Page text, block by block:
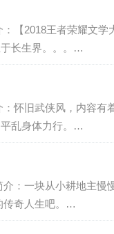
【2018王者荣耀文
长生界。。。…
怀旧武侠风，内容
乱身体力行。…
：一块从小耕地主
传奇人生吧。…